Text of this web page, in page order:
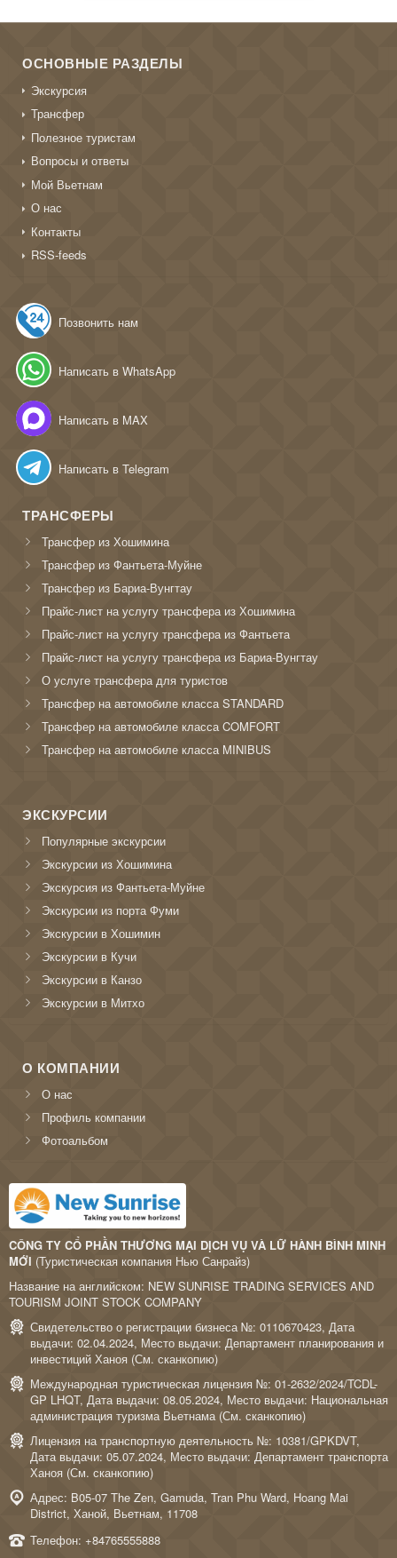
ОСНОВНЫЕ РАЗДЕЛЫ
Экскурсия
Трансфер
Полезное туристам
Вопросы и ответы
Мой Вьетнам
О нас
Контакты
RSS-feeds
Позвонить нам
Написать в WhatsApp
Написать в MAX
Написать в Telegram
ТРАНСФЕРЫ
Трансфер из Хошимина
Трансфер из Фантьета-Муйне
Трансфер из Бариа-Вунгтау
Прайс-лист на услугу трансфера из Хошимина
Прайс-лист на услугу трансфера из Фантьета
Прайс-лист на услугу трансфера из Бариа-Вунгтау
О услуге трансфера для туристов
Трансфер на автомобиле класса STANDARD
Трансфер на автомобиле класса COMFORT
Трансфер на автомобиле класса MINIBUS
ЭКСКУРСИИ
Популярные экскурсии
Экскурсии из Хошимина
Экскурсия из Фантьета-Муйне
Экскурсии из порта Фуми
Экскурсии в Хошимин
Экскурсии в Кучи
Экскурсии в Канзо
Экскурсии в Митхо
О КОМПАНИИ
О нас
Профиль компании
Фотоальбом
CÔNG TY CỔ PHẦN THƯƠNG MẠI DỊCH VỤ VÀ LỮ HÀNH BÌNH MINH
MỚI (Туристическая компания Нью Санрайз)
Название на английском: NEW SUNRISE TRADING SERVICES AND
TOURISM JOINT STOCK COMPANY
Свидетельство о регистрации бизнеса №: 0110670423, Дата
выдачи: 02.04.2024, Место выдачи: Департамент планирования и
инвестиций Ханоя (См. сканкопию)
Международная туристическая лицензия №: 01-2632/2024/TCDL-
GP LHQT, Дата выдачи: 08.05.2024, Место выдачи: Национальная
администрация туризма Вьетнама (См. сканкопию)
Лицензия на транспортную деятельность №: 10381/GPKDVT,
Дата выдачи: 05.07.2024, Место выдачи: Департамент транспорта
Ханоя (См. сканкопию)
Адрес: B05-07 The Zen, Gamuda, Tran Phu Ward, Hoang Mai
District, Ханой, Вьетнам, 11708
Телефон: +84765555888